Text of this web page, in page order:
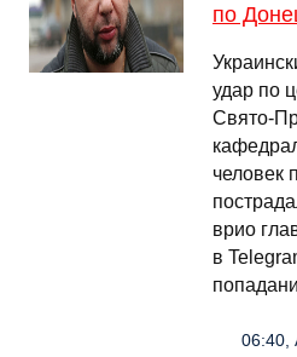
по
удар по
Свято-
человек
врио
в
06:40,